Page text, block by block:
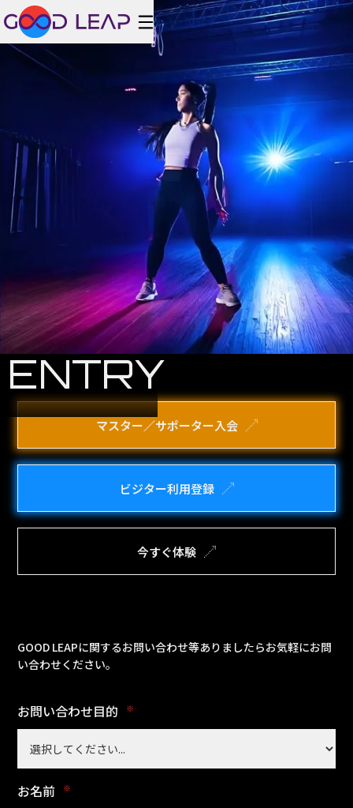
ENTRY
マスター／サポーター入会
ビジター利用登録
今すぐ体験
GOOD LEAPに関するお問い合わせ等ありましたらお気軽にお問
い合わせください。
お問い合わせ目的 ※
お名前 ※